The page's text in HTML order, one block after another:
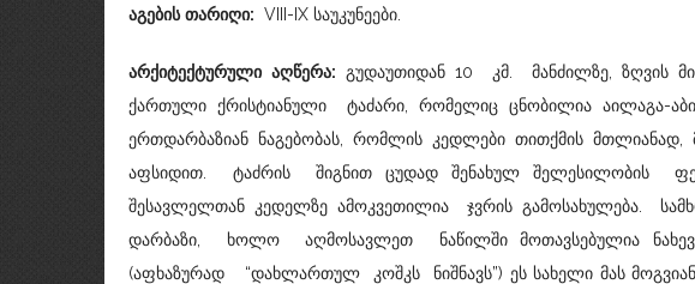
აგების თარიღი: VIII-IX საუკუნეები.
არქიტექტურული აღწერა: გუდაუთიდან 10 კმ. მანძილზე, ზღვის
ქართული ქრისტიანული ტაძარი, რომელიც ცნობილია აილაგა-
ერთდარბაზიან ნაგებობას, რომლის კედლები თითქმის მთლიანად,
აფსიდით. ტაძრის შიგნით ცუდად შენახულ შელესილობის
შესავლელთან კედელზე ამოკვეთილია ჯვრის გამოსახულება.
დარბაზი, ხოლო აღმოსავლეთ ნაწილში მოთავსებულია
(აფხაზურად “დახლართულ კოშკს ნიშნავს”) ეს სახელი მას